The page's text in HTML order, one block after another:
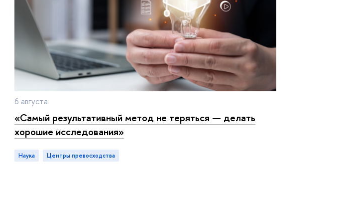
6 августа
«Самый результативный метод не теряться — делать
хорошие исследования»
Наука центры превосходства